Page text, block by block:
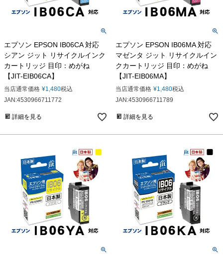
エプソン EPSON IB06CA 対応
シアン ジット リサイクルインク
カートリッジ 目印：めがね
【JIT-EIB06CA】
当店通常価格 ¥1,480税込
JAN:4530966711772
詳細を見る
エプソン EPSON IB06MA 対応
マゼンタ ジット リサイクルイン
クカートリッジ 目印：めがね
【JIT-EIB06MA】
当店通常価格 ¥1,480税込
JAN:4530966711789
詳細を見る